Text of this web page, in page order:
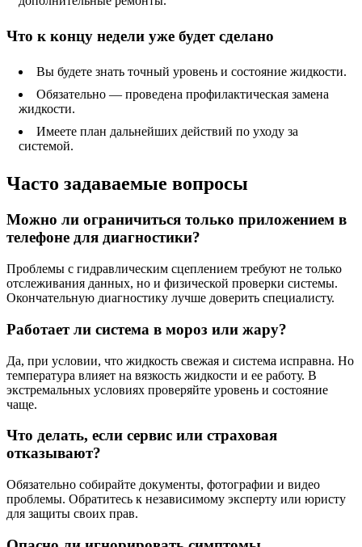
Что к концу недели уже будет сделано
Вы будете знать точный уровень и состояние жидкости.
Обязательно — проведена профилактическая замена
жидкости.
Имеете план дальнейших действий по уходу за
системой.
Часто задаваемые вопросы
Можно ли ограничиться только приложением в
телефоне для диагностики?
Проблемы с гидравлическим сцеплением требуют не только
отслеживания данных, но и физической проверки системы.
Окончательную диагностику лучше доверить специалисту.
Работает ли система в мороз или жару?
Да, при условии, что жидкость свежая и система исправна. Но
температура влияет на вязкость жидкости и ее работу. В
экстремальных условиях проверяйте уровень и состояние
чаще.
Что делать, если сервис или страховая
отказывают?
Обязательно собирайте документы, фотографии и видео
проблемы. Обратитесь к независимому эксперту или юристу
для защиты своих прав.